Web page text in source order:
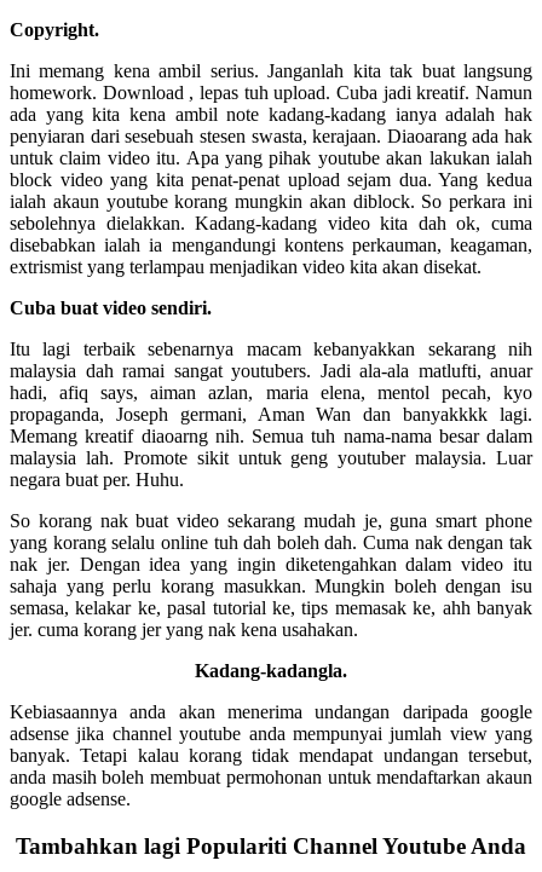
Copyright.
Ini memang kena ambil serius. Janganlah kita tak buat langsung
homework. Download , lepas tuh upload. Cuba jadi kreatif. Namun
ada yang kita kena ambil note kadang-kadang ianya adalah hak
penyiaran dari sesebuah stesen swasta, kerajaan. Diaoarang ada hak
untuk claim video itu. Apa yang pihak youtube akan lakukan ialah
block video yang kita penat-penat upload sejam dua. Yang kedua
ialah akaun youtube korang mungkin akan diblock. So perkara ini
sebolehnya dielakkan. Kadang-kadang video kita dah ok, cuma
disebabkan ialah ia mengandungi kontens perkauman, keagaman,
extrismist yang terlampau menjadikan video kita akan disekat.
Cuba buat video sendiri.
Itu lagi terbaik sebenarnya macam kebanyakkan sekarang nih
malaysia dah ramai sangat youtubers. Jadi ala-ala matlufti, anuar
hadi, afiq says, aiman azlan, maria elena, mentol pecah, kyo
propaganda, Joseph germani, Aman Wan dan banyakkkk lagi.
Memang kreatif diaoarng nih. Semua tuh nama-nama besar dalam
malaysia lah. Promote sikit untuk geng youtuber malaysia. Luar
negara buat per. Huhu.
So korang nak buat video sekarang mudah je, guna smart phone
yang korang selalu online tuh dah boleh dah. Cuma nak dengan tak
nak jer. Dengan idea yang ingin diketengahkan dalam video itu
sahaja yang perlu korang masukkan. Mungkin boleh dengan isu
semasa, kelakar ke, pasal tutorial ke, tips memasak ke, ahh banyak
jer. cuma korang jer yang nak kena usahakan.
Kadang-kadangla.
Kebiasaannya anda akan menerima undangan daripada google
adsense jika channel youtube anda mempunyai jumlah view yang
banyak. Tetapi kalau korang tidak mendapat undangan tersebut,
anda masih boleh membuat permohonan untuk mendaftarkan akaun
google adsense.
Tambahkan lagi Populariti Channel Youtube Anda